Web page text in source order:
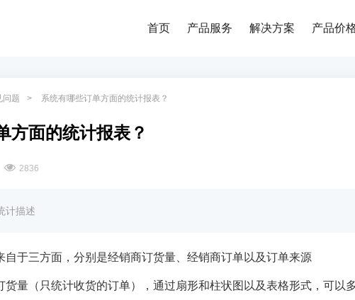
首页 产品服务 解决方案 产品价
问题 系统有哪些订单方面的统计报表？
方面的统计报表？
2836
计描述
自于三方面，分别是经销商订货量、经销商订单以及订单来源
货量（只统计收货的订单），通过扇形和柱状图以及表格形式，可以